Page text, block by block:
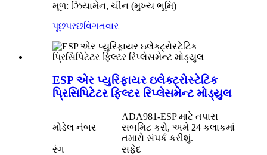
મૂળ: ઝિયામેન, ચીન (મુખ્ય ભૂમિ)
પૂછપરછવિગતવાર
ESP એર પ્યુરિફાયર ઇલેક્ટ્રોસ્ટેટિક
પ્રિસિપિટેટર ફિલ્ટર રિપ્લેસમેન્ટ મોડ્યુલ
મોડેલ નંબર
ADA981-ESP માટે તપાસ
સબમિટ કરો, અમે 24 કલાકમાં
તમારો સંપર્ક કરીશું.
રંગ
સફેદ